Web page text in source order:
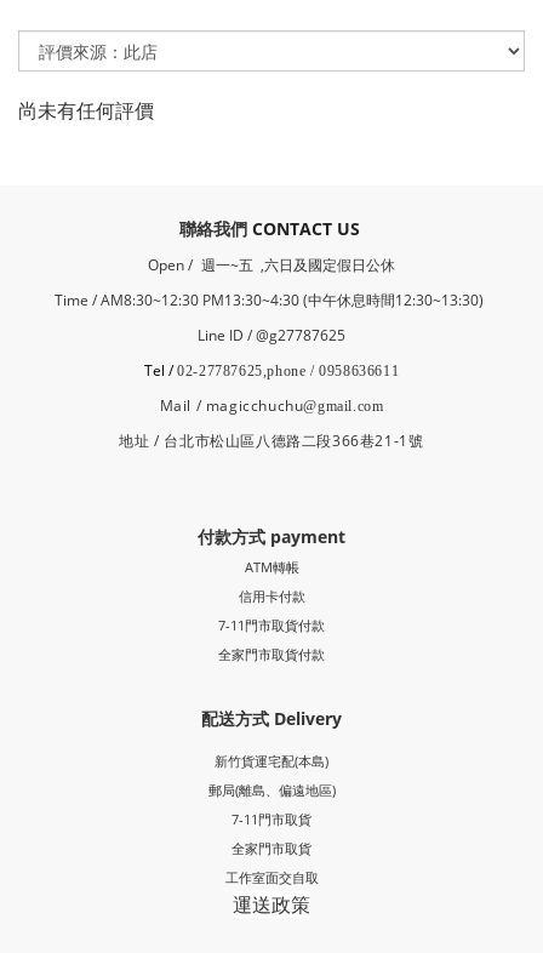
尚未有任何評價
​聯絡我們 CONTACT US
Open / 週一~五 ,六日及國定假日公休
Time / AM8:30~12:30 PM13:30~4:30 (中午休息時間12:30~13:30)
Line ID / @g27787625
Tel /02-27787625,phone / 0958636611
Mail / magicchuchu@gmail.com
地址 / 台北市松山區八德路二段366巷21-1號
付款方式 payment
ATM轉帳
信用卡付款
7-11門市取貨付款
全家門市取貨付款
配送方式 Delivery
新竹貨運宅配(本島)
郵局(離島、偏遠地區)
7-11門市取貨
全家門市取貨
工作室面交自取
運送政策